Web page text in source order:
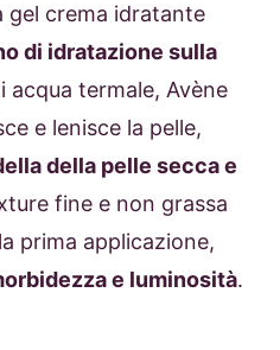
gel crema idratante
di idratazione sulla
acqua termale, Avène
e lenisce la pelle,
della pelle secca e
fine e non grassa
prima applicazione,
e luminosità.